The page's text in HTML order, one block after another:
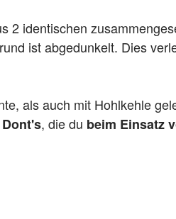
2 identischen
ist abgedunkelt. Dies
als auch mit Hohlkehle
, die du beim Einsatz